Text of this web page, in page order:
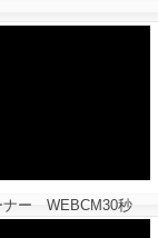
ナー WEBCM30秒